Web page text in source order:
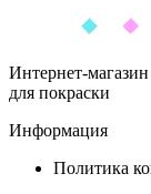
Интернет-
для покраски
Информация
Политика